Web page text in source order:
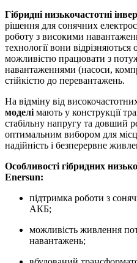
Гібридні низькочастотні
рішення для сонячних
роботу з високими
технології вони
можливістю працювати з
навантаженнями (насоси,
стійкістю до перевантажень.
На відміну від
моделі мають у конструкції
стабільну напругу та довший
оптимальним вибором для
надійність і безперервне
Особливості гібридних
Enersun:
підтримка роботи з
АКБ;
можливість живлення
навантажень;